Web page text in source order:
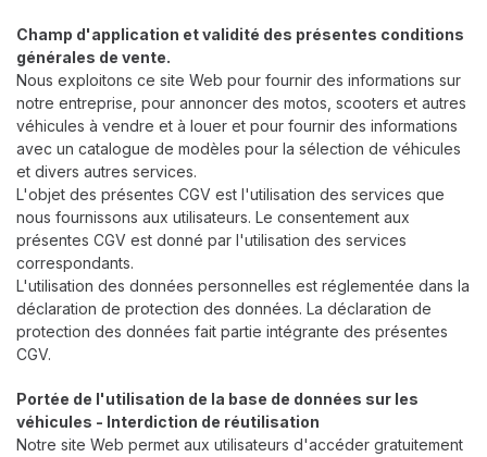
Champ d'application et validité des présentes conditions
générales de vente.
Nous exploitons ce site Web pour fournir des informations sur
notre entreprise, pour annoncer des motos, scooters et autres
véhicules à vendre et à louer et pour fournir des informations
avec un catalogue de modèles pour la sélection de véhicules
et divers autres services.
L'objet des présentes CGV est l'utilisation des services que
nous fournissons aux utilisateurs. Le consentement aux
présentes CGV est donné par l'utilisation des services
correspondants.
L'utilisation des données personnelles est réglementée dans la
déclaration de protection des données. La déclaration de
protection des données fait partie intégrante des présentes
CGV.
Portée de l'utilisation de la base de données sur les
véhicules - Interdiction de réutilisation
Notre site Web permet aux utilisateurs d'accéder gratuitement